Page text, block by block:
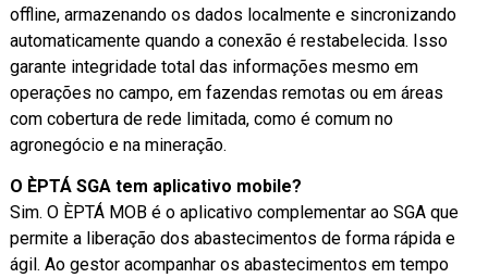
offline, armazenando os dados localmente e sincronizando
automaticamente quando a conexão é restabelecida. Isso
garante integridade total das informações mesmo em
operações no campo, em fazendas remotas ou em áreas
com cobertura de rede limitada, como é comum no
agronegócio e na mineração.
O ÈPTÁ SGA tem aplicativo mobile?
Sim. O ÈPTÁ MOB é o aplicativo complementar ao SGA que
permite a liberação dos abastecimentos de forma rápida e
ágil. Ao gestor acompanhar os abastecimentos em tempo